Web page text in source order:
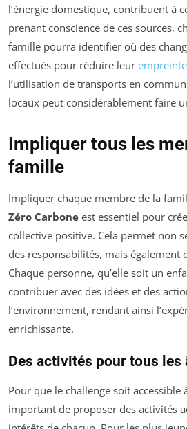
l’énergie domestique, contribuent à
prenant conscience de ces sources,
famille pourra identifier où des
effectués pour réduire leur
l’utilisation de transports en
locaux peut considérablement faire
Impliquer tous les
famille
Impliquer chaque membre de la
Zéro Carbone est essentiel pour
collective positive. Cela permet non
des responsabilités, mais également
Chaque personne, qu’elle soit un
contribuer avec des idées et des
l’environnement, rendant ainsi
enrichissante.
Des activités pour tous les
Pour que le challenge soit accessible
important de proposer des activités